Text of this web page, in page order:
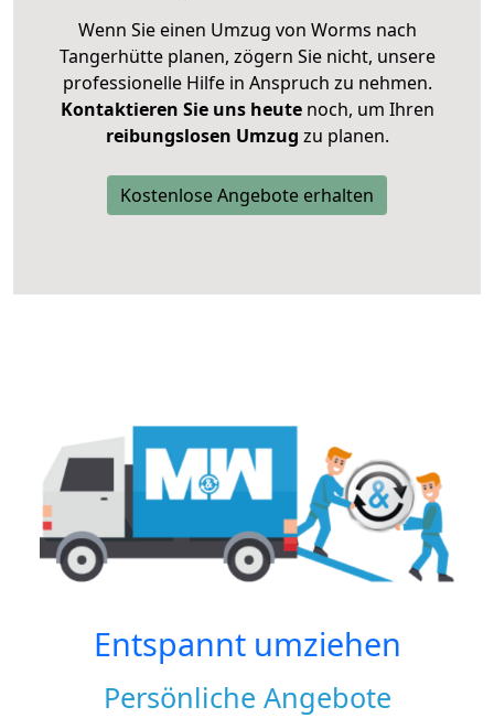
Wenn Sie einen Umzug von Worms nach
Tangerhütte planen, zögern Sie nicht, unsere
professionelle Hilfe in Anspruch zu nehmen.
Kontaktieren Sie uns heutenoch, um Ihren
reibungslosen Umzug zu planen.
Kostenlose Angebote erhalten
Entspannt umziehen
Persönliche Angebote